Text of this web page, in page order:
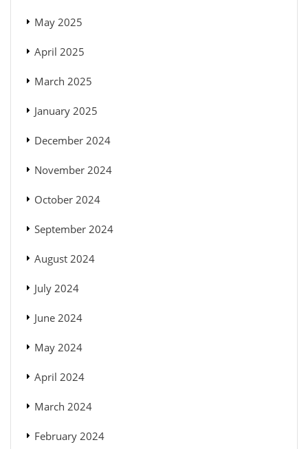
May 2025
April 2025
March 2025
January 2025
December 2024
November 2024
October 2024
September 2024
August 2024
July 2024
June 2024
May 2024
April 2024
March 2024
February 2024